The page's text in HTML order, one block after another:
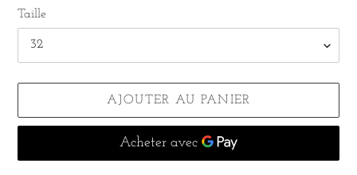
Taille
AJOUTER AU PANIER